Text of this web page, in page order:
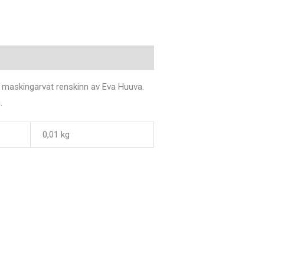
renskinn av Eva Huuva.
0,01 kg